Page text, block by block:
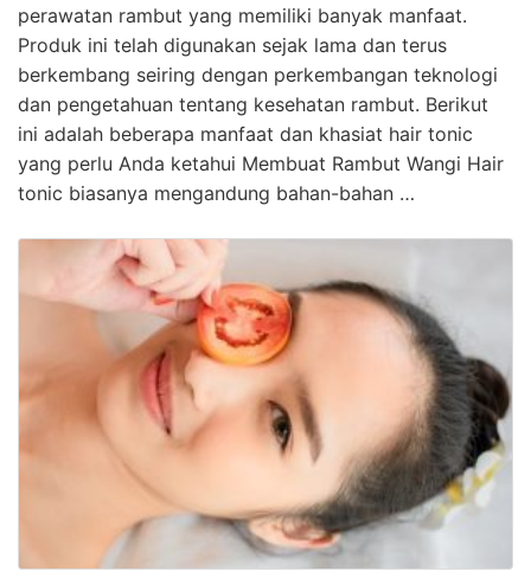
perawatan rambut yang memiliki banyak manfaat.
Produk ini telah digunakan sejak lama dan terus
berkembang seiring dengan perkembangan teknologi
dan pengetahuan tentang kesehatan rambut. Berikut
ini adalah beberapa manfaat dan khasiat hair tonic
yang perlu Anda ketahui Membuat Rambut Wangi Hair
tonic biasanya mengandung bahan-bahan …